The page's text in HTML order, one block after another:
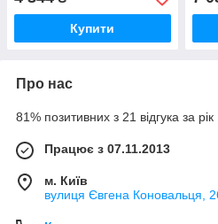
Купити
Про нас
81% позитивних з 21 відгука за рік
Працює з 07.11.2013
м. Київ
вулиця Євгена Коновальця,